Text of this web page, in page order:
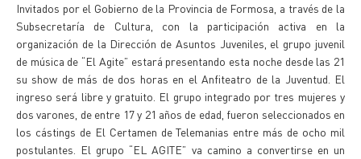
Invitados por el Gobierno de la Provincia de Formosa, a través de la
Subsecretaría de Cultura, con la participación activa en la
organización de la Dirección de Asuntos Juveniles, el grupo juvenil
de música de “El Agite” estará presentando esta noche desde las 21
su show de más de dos horas en el Anfiteatro de la Juventud. El
ingreso será libre y gratuito. El grupo integrado por tres mujeres y
dos varones, de entre 17 y 21 años de edad, fueron seleccionados en
los cástings de El Certamen de Telemanias entre más de ocho mil
postulantes. El grupo “EL AGITE” va camino a convertirse en un